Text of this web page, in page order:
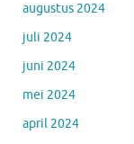
augustus 2024
juli 2024
juni 2024
mei 2024
april 2024